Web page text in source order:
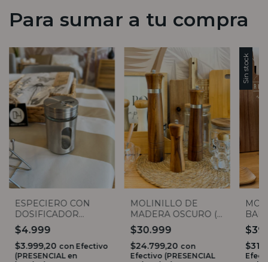
Para sumar a tu compra
ESPECIERO CON
DOSIFICADOR
ACERO CON VISOR
$4.999
$3.999,20 con Efectivo
(PRESENCIAL en
MOLINILLO DE
MADERA OSCURO (5
MEDIDAS)
$30.999
$24.799,20 con
Efectivo (PRESENCIAL
Sin stock